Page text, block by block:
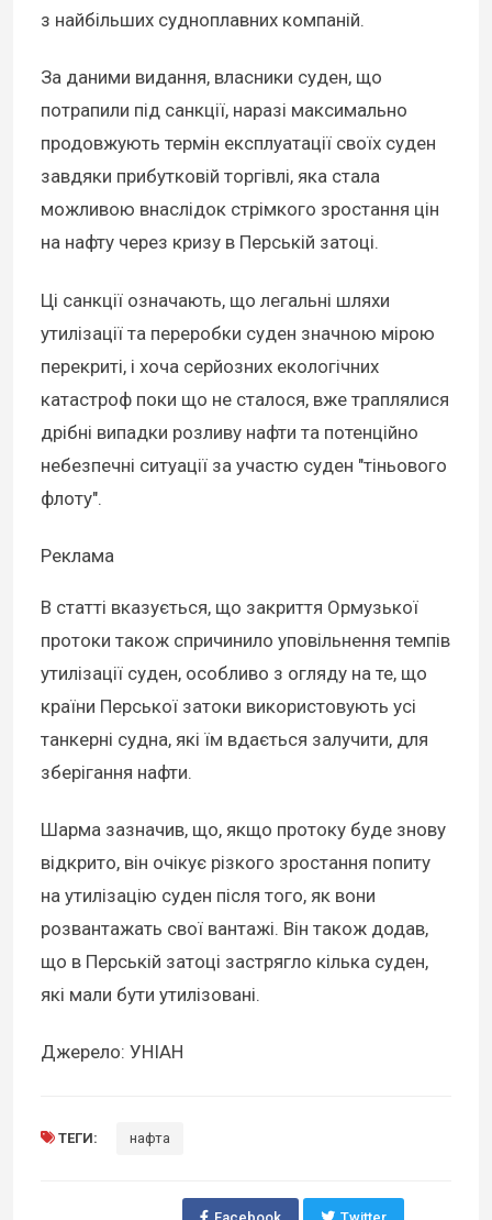
з найбільших судноплавних компаній.
За даними видання, власники суден, що
потрапили під санкції, наразі максимально
продовжують термін експлуатації своїх суден
завдяки прибутковій торгівлі, яка стала
можливою внаслідок стрімкого зростання цін
на нафту через кризу в Перській затоці.
Ці санкції означають, що легальні шляхи
утилізації та переробки суден значною мірою
перекриті, і хоча серйозних екологічних
катастроф поки що не сталося, вже траплялися
дрібні випадки розливу нафти та потенційно
небезпечні ситуації за участю суден "тіньового
флоту".
Реклама
В статті вказується, що закриття Ормузької
протоки також спричинило уповільнення темпів
утилізації суден, особливо з огляду на те, що
країни Перської затоки використовують усі
танкерні судна, які їм вдається залучити, для
зберігання нафти.
Шарма зазначив, що, якщо протоку буде знову
відкрито, він очікує різкого зростання попиту
на утилізацію суден після того, як вони
розвантажать свої вантажі. Він також додав,
що в Перській затоці застрягло кілька суден,
які мали бути утилізовані.
Джерело: УНІАН
ТЕГИ: нафта